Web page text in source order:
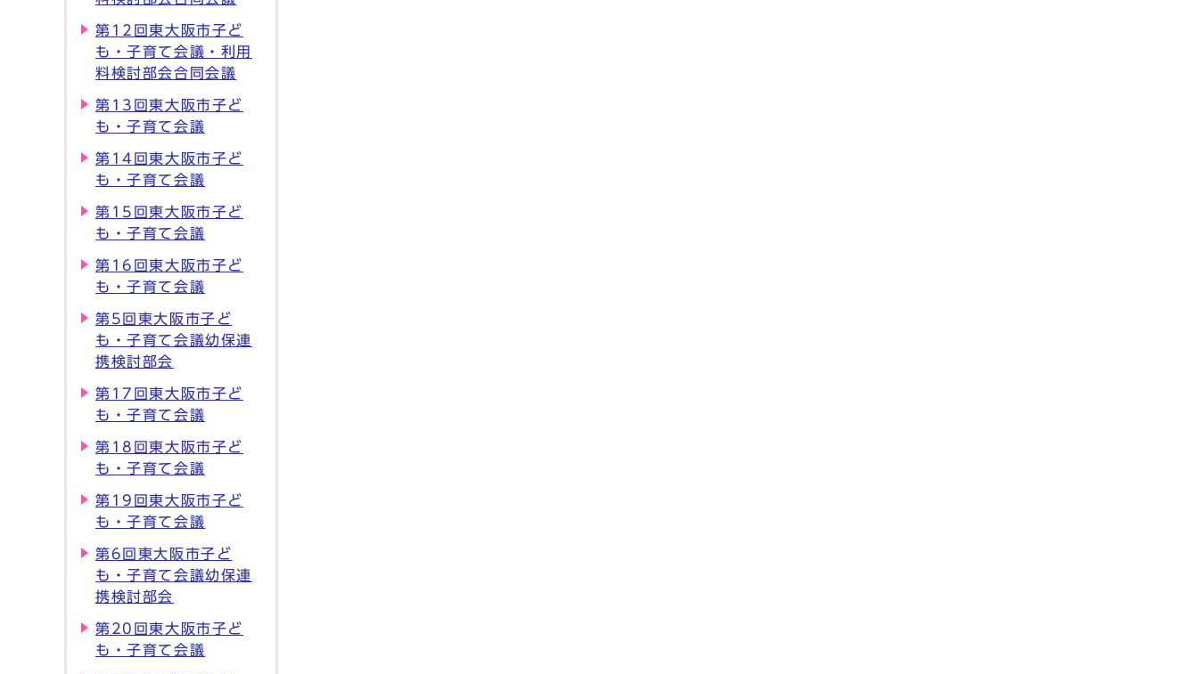
第12回東大阪市子ど
も・子育て会議・利用
料検討部会合同会議
第13回東大阪市子ど
も・子育て会議
第14回東大阪市子ど
も・子育て会議
第15回東大阪市子ど
も・子育て会議
第16回東大阪市子ど
も・子育て会議
第5回東大阪市子ど
も・子育て会議幼保連
携検討部会
第17回東大阪市子ど
も・子育て会議
第18回東大阪市子ど
も・子育て会議
第19回東大阪市子ど
も・子育て会議
第6回東大阪市子ど
も・子育て会議幼保連
携検討部会
第20回東大阪市子ど
も・子育て会議